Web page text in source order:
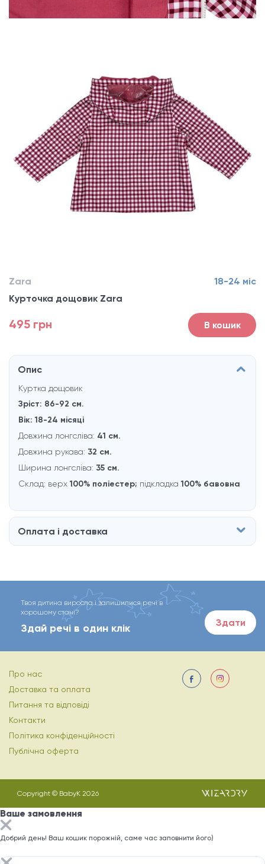
Zara
18-24 міс
Курточка дощовик Zara
495 грн В кошик
Опис
Куртка дощовик
Зріст: 86-92 см.
Вік: 18-24 місяці
Довжина лонгсліва: 41 см.
Довжина рукава: 32 см.
Ширина лонгсліва: 35 см.
Склад: верх100% поліестер; пiдкладка100% бавовна
Оплата і доставка
Твоя дитина виросла і залишилися речі в
хорошому стані?
Здай речі в один клік Здати
Про нас
Доставка та оплата
Питання та відповіді
Контакти
Політика конфіденційності
Публічна оферта
Copyright © BabyK 2026
Ваше замовлення
Добрий день! Ваш кошик порожній, саме час заповнити його)